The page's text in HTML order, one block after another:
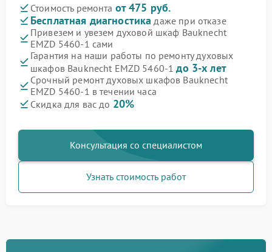
Стоимость ремонта от 475 руб.
Бесплатная диагностика даже при отказе
Привезем и увезем духовой шкаф Bauknecht
EMZD 5460-1 сами
Гарантия на наши работы по ремонту духовых
шкафов Bauknecht EMZD 5460-1до 3-х лет
Срочный ремонт духовых шкафов Bauknecht
EMZD 5460-1 в течении часа
Скидка для вас до 20%
Консультация со специалистом
Узнать стоимость работ